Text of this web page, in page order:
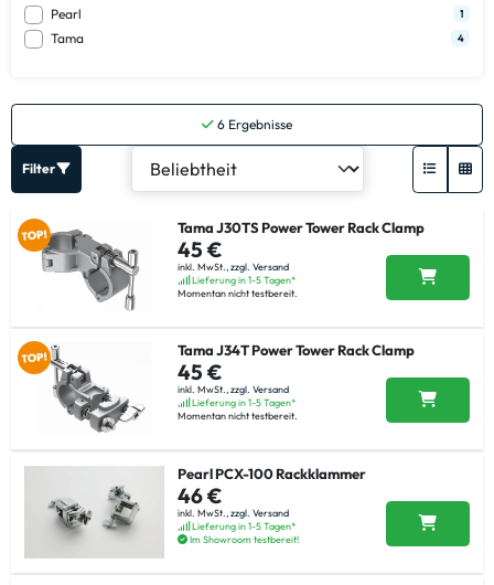
Pearl 1
Tama 4
6 Ergebnisse
Filter
Tama J30TS Power Tower Rack Clamp
45 €
inkl. MwSt., zzgl. Versand
Lieferung in 1-5 Tagen*
Momentan nicht testbereit.
Tama J34T Power Tower Rack Clamp
45 €
inkl. MwSt.,zzgl. Versand
Lieferung in 1-5 Tagen*
Momentan nicht testbereit.
Pearl PCX-100 Rackklammer
46 €
inkl. MwSt., zzgl. Versand
Lieferung in 1-5 Tagen*
Im Showroom testbereit!